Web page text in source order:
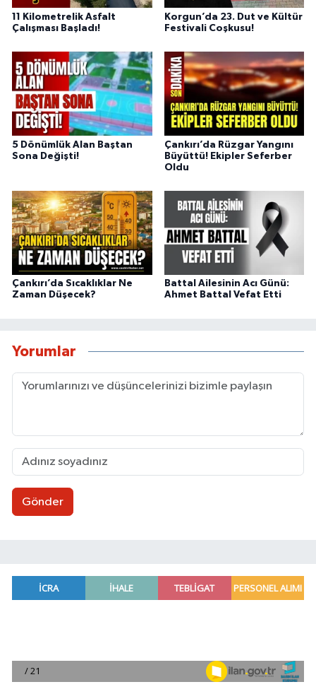
11 Kilometrelik Asfalt
Çalışması Başladı!
Korgun’da 23. Dut ve Kültür
Festivali Coşkusu!
5 Dönümlük Alan Baştan
Sona Değişti!
Çankırı’da Rüzgar Yangını
Büyüttü! Ekipler Seferber
Oldu
Çankırı’da Sıcaklıklar Ne
Zaman Düşecek?
Battal Ailesinin Acı Günü:
Ahmet Battal Vefat Etti
Yorumlar
Gönder